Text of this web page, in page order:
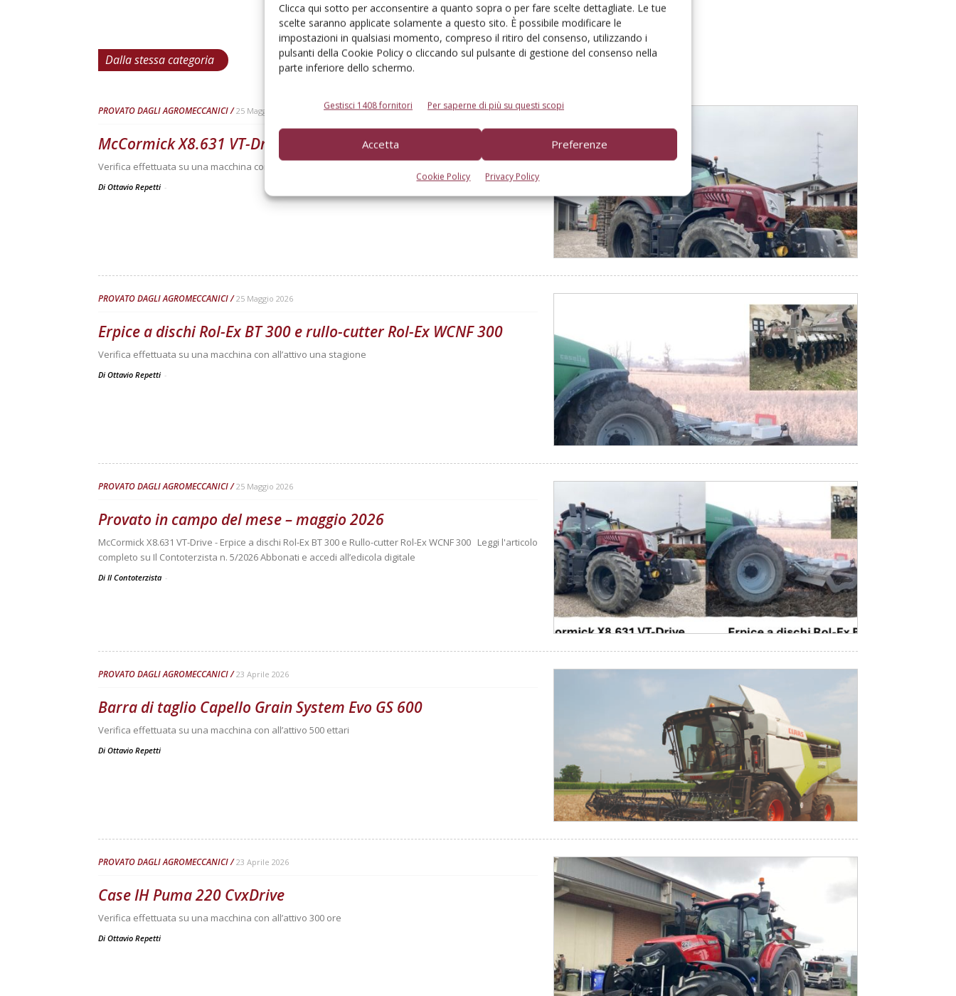
Clicca qui sotto per acconsentire a quanto sopra o per fare scelte dettagliate. Le tue
scelte saranno applicate solamente a questo sito. È possibile modificare le
impostazioni in qualsiasi momento, compreso il ritiro del consenso, utilizzando i
pulsanti della Cookie Policy o cliccando sul pulsante di gestione del consenso nella
parte inferiore dello schermo.
Gestisci 1408 fornitori Per saperne di più su questi scopi
Accetta Preferenze
Cookie Policy Privacy Policy
Dalla stessa categoria
PROVATO DAGLI AGROMECCANICI 25 Maggio 2026
McCormick X8.631 VT-Drive
Verifica effettuata su una macchina con all’attivo 300 ore
Di Ottavio Repetti -
PROVATO DAGLI AGROMECCANICI 25 Maggio 2026
Erpice a dischi Rol-Ex BT 300 e rullo-cutter Rol-Ex WCNF 300
Verifica effettuata su una macchina con all’attivo una stagione
Di Ottavio Repetti -
PROVATO DAGLI AGROMECCANICI 25 Maggio 2026
Provato in campo del mese – maggio 2026
McCormick X8.631 VT-Drive - Erpice a dischi Rol-Ex BT 300 e Rullo-cutter Rol-Ex WCNF 300 Leggi l'articolo
completo su Il Contoterzista n. 5/2026 Abbonati e accedi all’edicola digitale
Di Il Contoterzista -
PROVATO DAGLI AGROMECCANICI 23 Aprile 2026
Barra di taglio Capello Grain System Evo GS 600
Verifica effettuata su una macchina con all’attivo 500 ettari
Di Ottavio Repetti
PROVATO DAGLI AGROMECCANICI 23 Aprile 2026
Case IH Puma 220 CvxDrive
Verifica effettuata su una macchina con all’attivo 300 ore
Di Ottavio Repetti